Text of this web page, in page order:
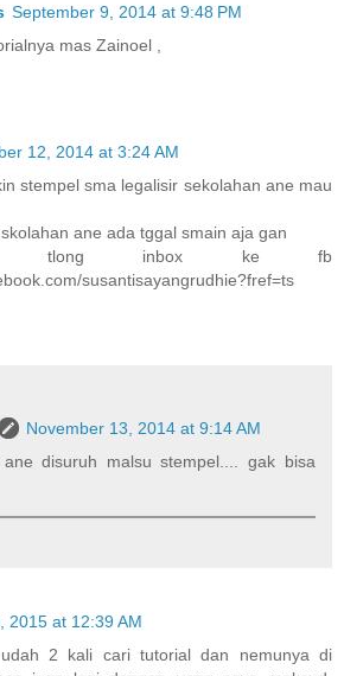
September 9, 2014 at 9:48 PM
mas Zainoel ,
12, 2014 at 3:24 AM
stempel sma legalisir sekolahan ane mau
ane ada tggal smain aja gan
tlong inbox ke fb
susantisayangrudhie?fref=ts
November 13, 2014 at 9:14 AM
disuruh malsu stempel.... gak bisa
2015 at 12:39 AM
2 kali cari tutorial dan nemunya di